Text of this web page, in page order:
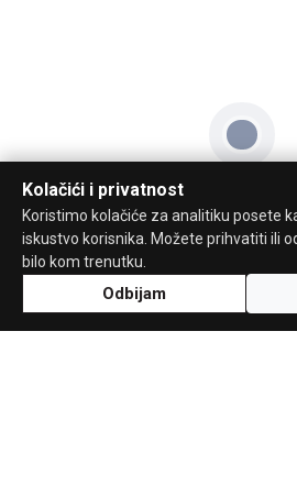
Kolačići i privatnost
Koristimo kolačiće za analitiku posete
iskustvo korisnika. Možete prihvatiti ili
bilo kom trenutku.
Odbijam